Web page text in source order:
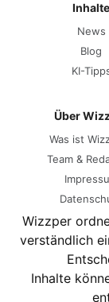
Inhalte
News
Blog
KI-
Über
Was ist
Team &
Wizzper
verständlich
Inhalte